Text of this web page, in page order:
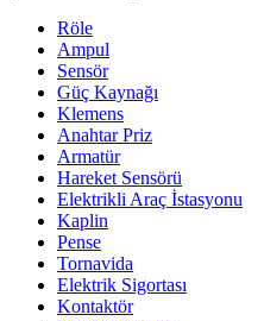
Röle
Ampul
Sensör
Güç Kaynağı
Klemens
Anahtar Priz
Armatür
Hareket Sensörü
Elektrikli Araç İstasyonu
Kaplin
Pense
Tornavida
Elektrik Sigortası
Kontaktör